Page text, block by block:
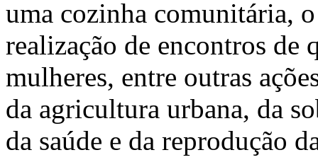
uma cozinha comunitária,
realização de encontros de
mulheres, entre outras
da agricultura urbana, da
da saúde e da reprodução